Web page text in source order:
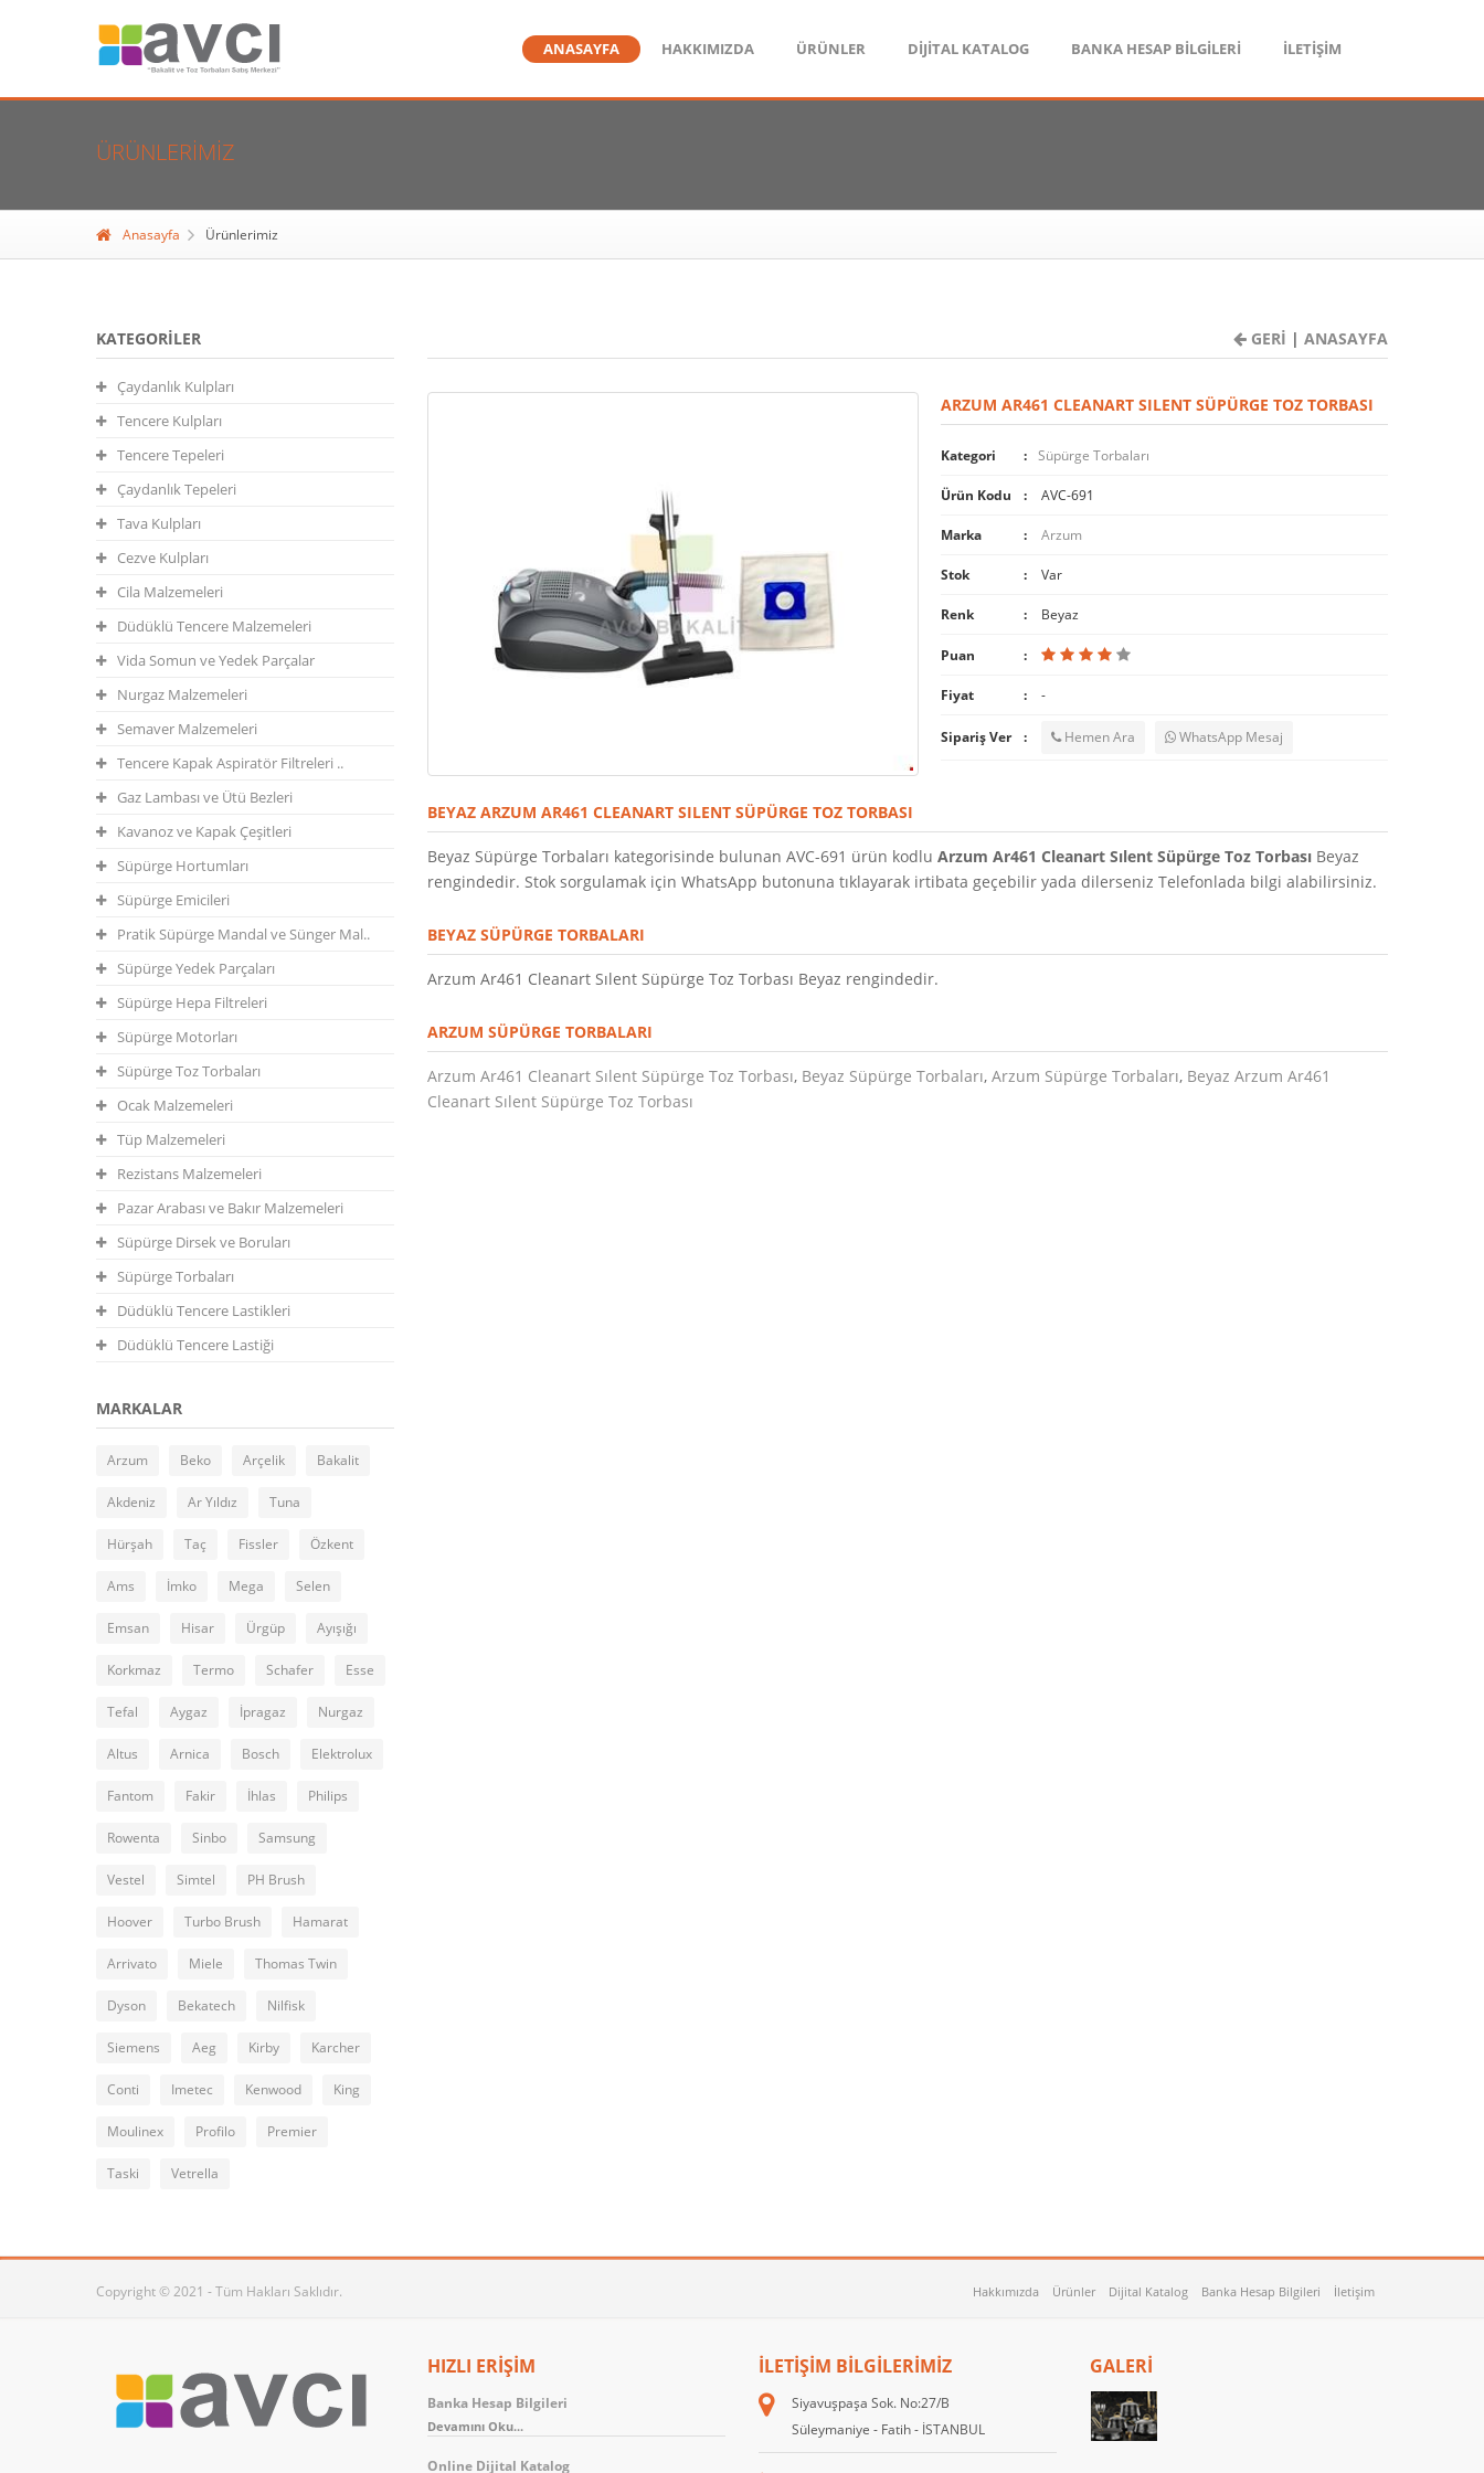
ANASAYFA HAKKIMIZDA ÜRÜNLER DİJİTAL KATALOG BANKA HESAP BİLGİLERİ İLETİŞİM
ÜRÜNLERIMIZ
Anasayfa Ürünlerimiz
KATEGORILER
Çaydanlık Kulpları
Tencere Kulpları
Tencere Tepeleri
Çaydanlık Tepeleri
Tava Kulpları
Cezve Kulpları
Cila Malzemeleri
Düdüklü Tencere Malzemeleri
Vida Somun ve Yedek Parçalar
Nurgaz Malzemeleri
Semaver Malzemeleri
Tencere Kapak Aspiratör Filtreleri ..
Gaz Lambası ve Ütü Bezleri
Kavanoz ve Kapak Çeşitleri
Süpürge Hortumları
Süpürge Emicileri
Pratik Süpürge Mandal ve Sünger Mal..
Süpürge Yedek Parçaları
Süpürge Hepa Filtreleri
Süpürge Motorları
Süpürge Toz Torbaları
Ocak Malzemeleri
Tüp Malzemeleri
Rezistans Malzemeleri
Pazar Arabası ve Bakır Malzemeleri
Süpürge Dirsek ve Boruları
Süpürge Torbaları
Düdüklü Tencere Lastikleri
Düdüklü Tencere Lastiği
MARKALAR
Arzum Beko Arçelik Bakalit
Akdeniz Ar Yıldız Tuna
Hürşah Taç Fissler Özkent
Ams İmko Mega Selen
Emsan Hisar Ürgüp Ayışığı
Korkmaz Termo Schafer Esse
Tefal Aygaz İpragaz Nurgaz
Altus Arnica Bosch Elektrolux
Fantom Fakir İhlas Philips
Rowenta Sinbo Samsung
Vestel Simtel PH Brush
Hoover Turbo Brush Hamarat
Arrivato Miele Thomas Twin
Dyson Bekatech Nilfisk
Siemens Aeg Kirby Karcher
Conti Imetec Kenwood King
Moulinex Profilo Premier
Taski Vetrella
GERİ | ANASAYFA
ARZUM AR461 CLEANART SILENT SÜPÜRGE TOZ TORBASI
Kategori Süpürge Torbaları
Ürün Kodu AVC-691
Marka Arzum
Stok Var
Renk Beyaz
Puan
Fiyat -
Sipariş Ver Hemen Ara WhatsApp Mesaj
BEYAZ ARZUM AR461 CLEANART SILENT SÜPÜRGE TOZ TORBASI
Beyaz Süpürge Torbaları kategorisinde bulunan AVC-691 ürün kodlu Arzum Ar461 Cleanart Sılent Süpürge Toz Torbası Beyaz
rengindedir. Stok sorgulamak için WhatsApp butonuna tıklayarak irtibata geçebilir yada dilerseniz Telefonlada bilgi alabilirsiniz.
BEYAZ SÜPÜRGE TORBALARI
Arzum Ar461 Cleanart Sılent Süpürge Toz Torbası Beyaz rengindedir.
ARZUM SÜPÜRGE TORBALARI
Arzum Ar461 Cleanart Sılent Süpürge Toz Torbası, Beyaz Süpürge Torbaları, Arzum Süpürge Torbaları, Beyaz Arzum Ar461
Cleanart Sılent Süpürge Toz Torbası
Copyright © 2021 - Tüm Hakları Saklıdır. Hakkımızda Ürünler Dijital Katalog Banka Hesap Bilgileri İletişim
HIZLI ERİŞİM
Banka Hesap Bilgileri
Devamını Oku...
Online Dijital Katalog
İLETIŞIM BILGILERIMIZ
Siyavuşpaşa Sok. No:27/B
Süleymaniye - Fatih - İSTANBUL
GALERİ